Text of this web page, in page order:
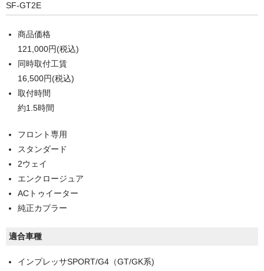
SF-GT2E
商品価格
121,000円(税込)
同時取付工賃
16,500円(税込)
取付時間
約1.5時間
フロント専用
スタンダード
2ウェイ
エンクロージュア
ACトゥイーター
純正カプラー
適合車種
インプレッサSPORT/G4（GT/GK系)